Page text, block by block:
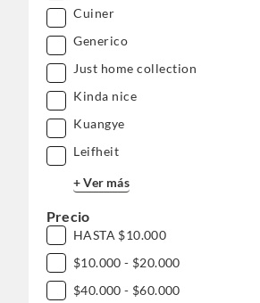
Cuiner
Generico
Just home collection
Kinda nice
Kuangye
Leifheit
+ Ver más
Precio
HASTA $10.000
$10.000 - $20.000
$40.000 - $60.000